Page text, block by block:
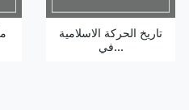
تاريخ الحركة الاسلامية
في...